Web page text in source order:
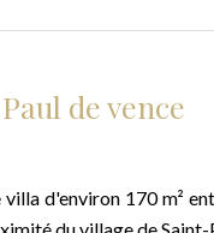
de vence
d'environ 170 m²